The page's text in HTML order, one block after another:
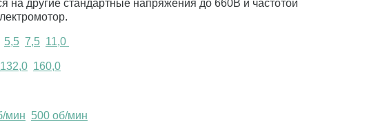
на другие стандартные напряжения до 660В и частотой
5,5 7,5 11,0
132,0 160,0
мин 500 об/мин